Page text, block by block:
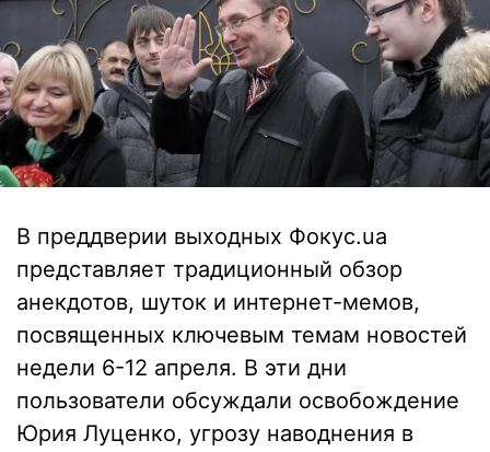
В преддверии выходных Фокус.ua
представляет традиционный обзор
анекдотов, шуток и интернет-мемов,
посвященных ключевым темам новостей
недели 6-12 апреля. В эти дни
пользователи обсуждали освобождение
Юрия Луценко, угрозу наводнения в